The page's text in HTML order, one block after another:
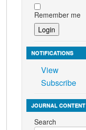
Remember me
NOTIFICATIONS
View
Subscribe
JOURNAL CONTENT
Search